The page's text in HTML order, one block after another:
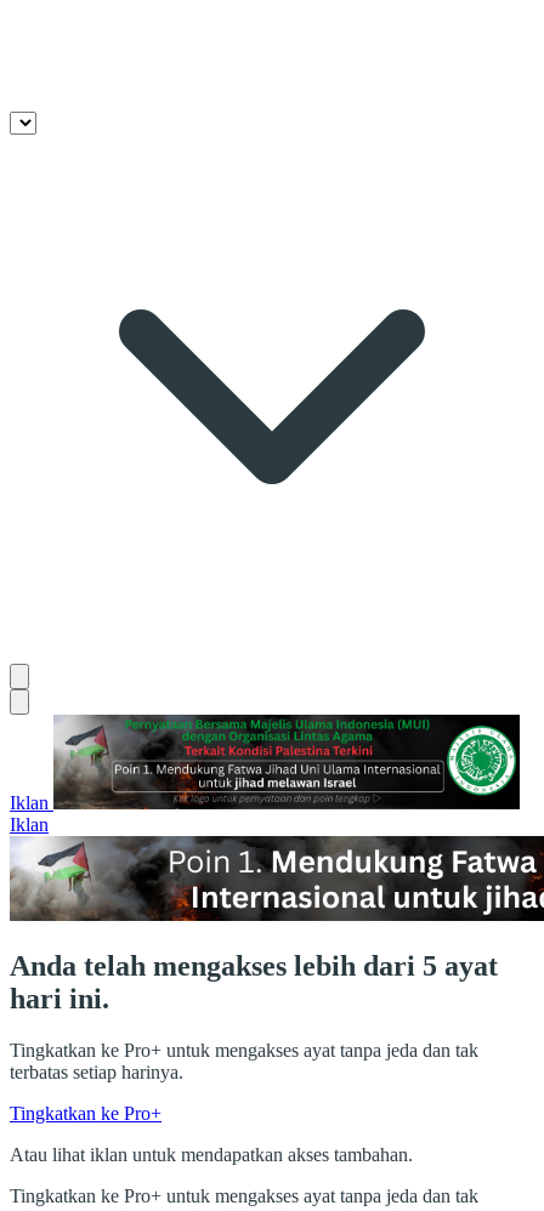
Iklan
Iklan
Anda telah mengakses lebih dari 5 ayat
hari ini.
Tingkatkan ke Pro+ untuk mengakses ayat tanpa jeda dan tak
terbatas setiap harinya.
Tingkatkan ke Pro+
Atau lihat iklan untuk mendapatkan akses tambahan.
Tingkatkan ke Pro+ untuk mengakses ayat tanpa jeda dan tak